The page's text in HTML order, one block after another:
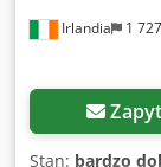
Irlandia 1
Stan: bardzo